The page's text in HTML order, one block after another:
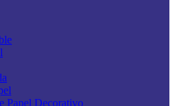
Papel Decorativo